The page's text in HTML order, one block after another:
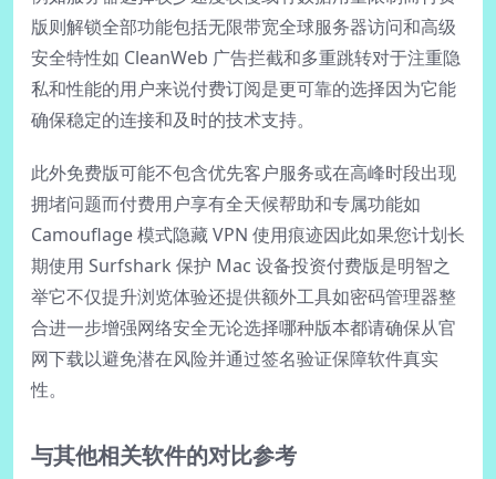
版则解锁全部功能包括无限带宽全球服务器访问和高级
安全特性如 CleanWeb 广告拦截和多重跳转对于注重隐
私和性能的用户来说付费订阅是更可靠的选择因为它能
确保稳定的连接和及时的技术支持。
此外免费版可能不包含优先客户服务或在高峰时段出现
拥堵问题而付费用户享有全天候帮助和专属功能如
Camouflage 模式隐藏 VPN 使用痕迹因此如果您计划长
期使用 Surfshark 保护 Mac 设备投资付费版是明智之
举它不仅提升浏览体验还提供额外工具如密码管理器整
合进一步增强网络安全无论选择哪种版本都请确保从官
网下载以避免潜在风险并通过签名验证保障软件真实
性。
与其他相关软件的对比参考